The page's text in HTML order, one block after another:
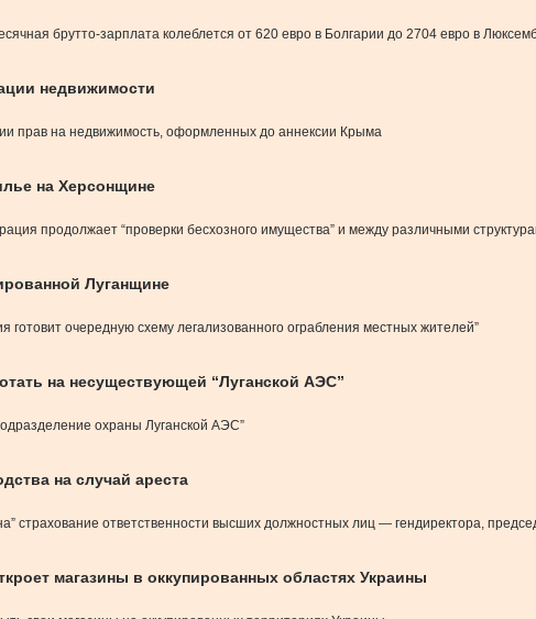
брутто-зарплата колеблется от 620 евро в Болгарии до 2704 евро в
недвижимости
прав на недвижимость, оформленных до аннексии Крыма
на Херсонщине
продолжает “проверки бесхозного имущества” и между различными
Луганщине
очередную схему легализованного ограбления местных жителей”
на несуществующей “Луганской АЭС”
охраны Луганской АЭС”
на случай ареста
страхование ответственности высших должностных лиц — гендиректора,
магазины в оккупированных областях Украины